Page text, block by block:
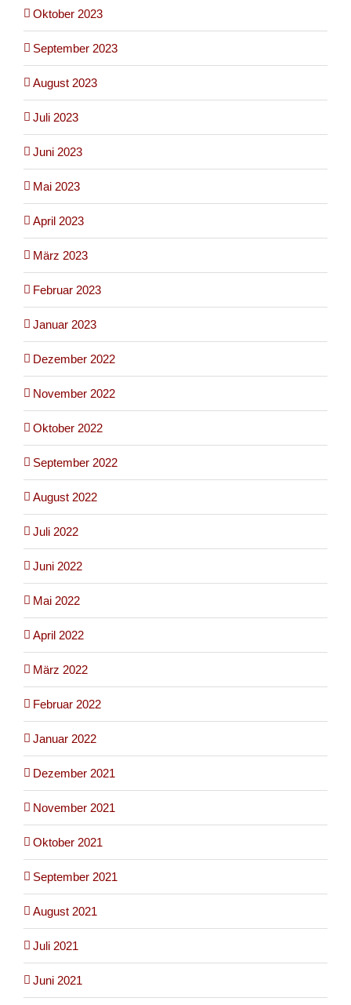
Oktober 2023
September 2023
August 2023
Juli 2023
Juni 2023
Mai 2023
April 2023
März 2023
Februar 2023
Januar 2023
Dezember 2022
November 2022
Oktober 2022
September 2022
August 2022
Juli 2022
Juni 2022
Mai 2022
April 2022
März 2022
Februar 2022
Januar 2022
Dezember 2021
November 2021
Oktober 2021
September 2021
August 2021
Juli 2021
Juni 2021